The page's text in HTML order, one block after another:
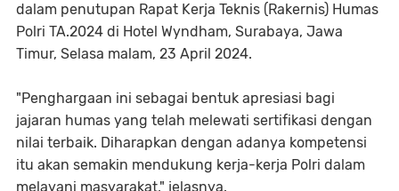
dalam penutupan Rapat Kerja Teknis (Rakernis) Humas
Polri TA.2024 di Hotel Wyndham, Surabaya, Jawa
Timur, Selasa malam, 23 April 2024.
"Penghargaan ini sebagai bentuk apresiasi bagi
jajaran humas yang telah melewati sertifikasi dengan
nilai terbaik. Diharapkan dengan adanya kompetensi
itu akan semakin mendukung kerja-kerja Polri dalam
melayani masyarakat," jelasnya.